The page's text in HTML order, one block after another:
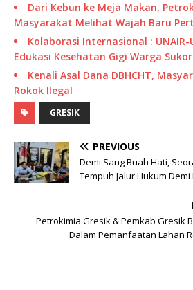
Dari Kebun ke Meja Makan,
Masyarakat Melihat Wajah Baru
Kolaborasi Internasional :
Edukasi Kesehatan Gigi Warga
Kenali Asal Dana DBHCHT,
Rokok Ilegal
GRESIK
PREVIOUS
Demi Sang Buah Hati,
Tempuh Jalur Hukum
Petrokimia Gresik & Pemkab Gresik
Dalam Pemanfaatan Lahan